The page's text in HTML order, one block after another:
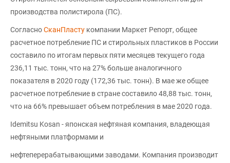
производства полистирола (ПС).
СогласноСканПласту компании Маркет Репорт, общее
расчетное потребление ПС и стирольных пластиков в России
составило по итогам первых пяти месяцев текущего года
236,11 тыс. тонн, что на 27% больше аналогичного
показателя в 2020 году (172,36 тыс. тонн). В мае же общее
расчетное потребление в стране составило 48,88 тыс. тонн,
что на 66% превышает объем потребления в мае 2020 года.
Idemitsu Kosan - японская нефтяная компания, владеющая
нефтяными платформами и
нефтеперерабатывающими заводами. Компания производит